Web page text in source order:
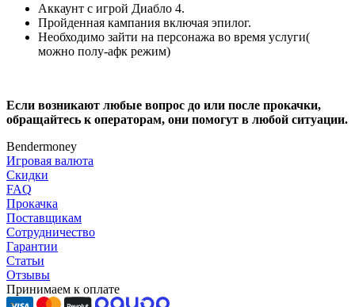
Аккаунт с игрой Диабло 4.
Пройденная кампания включая эпилог.
Необходимо зайти на персонажа во время услуги(
можно полу-афк режим)
Если возникают любые вопрос до или после прокачки,
обращайтесь к операторам, они помогут в любой ситуации.
Bendermoney
Игровая валюта
Скидки
FAQ
Прокачка
Поставщикам
Сотрудничество
Гарантии
Статьи
Отзывы
Принимаем к оплате